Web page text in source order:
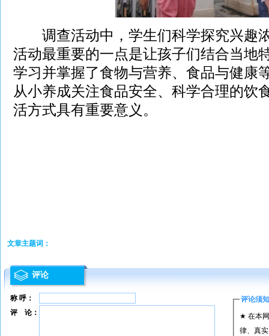
调查活动中，学生们科学探究兴趣
活动最重要的一点是让孩子们结合当地
学习并掌握了食物与营养、食品与健康
从小养成关注食品安全、科学合理的饮
活方式具有重要意义。
文章主题词：
评论
称 呼： 评论须知
★ 在本
律、真
评 论：